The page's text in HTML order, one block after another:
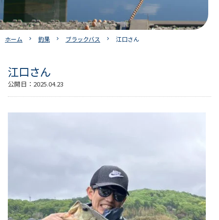
ホーム 釣果 ブラックバス 江口さん
江口さん
公開日： 2025.04.23